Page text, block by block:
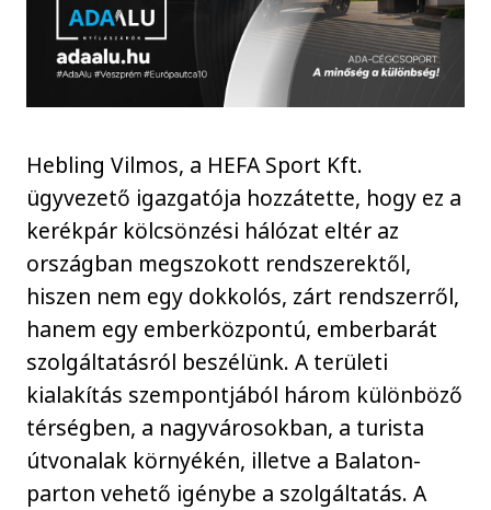
Hebling Vilmos, a HEFA Sport Kft.
ügyvezető igazgatója hozzátette, hogy ez a
kerékpár kölcsönzési hálózat eltér az
országban megszokott rendszerektől,
hiszen nem egy dokkolós, zárt rendszerről,
hanem egy emberközpontú, emberbarát
szolgáltatásról beszélünk. A területi
kialakítás szempontjából három különböző
térségben, a nagyvárosokban, a turista
útvonalak környékén, illetve a Balaton-
parton vehető igénybe a szolgáltatás. A